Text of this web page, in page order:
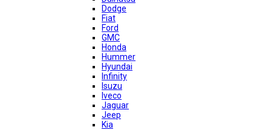
Dodge
Fiat
Ford
GMC
Honda
Hummer
Hyundai
Infinity
Isuzu
Iveco
Jaguar
Jeep
Kia